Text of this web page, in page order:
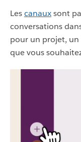
Lescanauxsont
conversations
pour un projet,
que vous